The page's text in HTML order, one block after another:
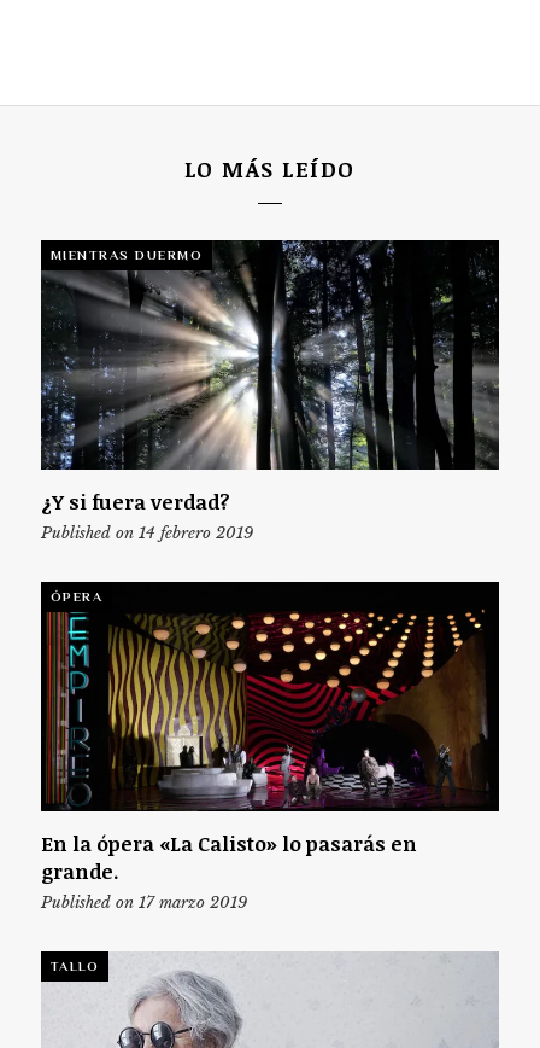
LO MÁS LEÍDO
MIENTRAS DUERMO
¿Y si fuera verdad?
Published on 14 febrero 2019
ÓPERA
En la ópera «La Calisto» lo pasarás en
grande.
Published on 17 marzo 2019
TALLO